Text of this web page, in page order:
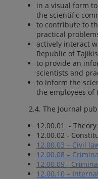
in a visual form
the scientific
to contribute to
practical
actively interact
Republic of
to provide an
scientists and
to inform the
the employees
2.4. The Journal
12.00.01 -
12.00.02 -
12.00.03 – Civil
12.00.08 –
12.00.09 -
12.00.10 –